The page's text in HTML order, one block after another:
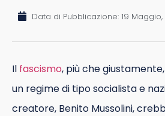
Data di Pubblicazione: 19 Maggio,
Il fascismo, più che
un regime di tipo socialista e
creatore, Benito Mussolini,